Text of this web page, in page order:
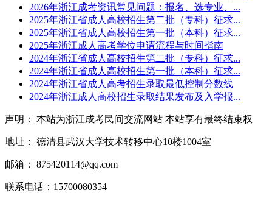
2026年浙江成考资讯常见问题：报名、选专业、...
2025年浙江省成人高校招生第二批（专科）征求...
2025年浙江省成人高校招生第一批（本科）征求...
2025年浙江成人高考学位申请流程与时间指南
2024年浙江省成人高校招生第二批（专科）征求...
2024年浙江省成人高校招生第一批（本科）征求...
2024年浙江省成人高考招生录取最低控制分数线
2024年浙江成人高校招生录取结果发布及入学报...
声明： 本站为浙江成考民间交流网站 本站享有最终结束权
地址： 德清县武汉大学技术转移中心10楼1004室
邮箱： 875420114@qq.com
联系电话：15700080354